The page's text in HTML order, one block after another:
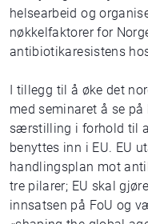
helsearbeid og
nøkkelfaktorer for
antibiotikaresistens
I tillegg til å øke det
med seminaret å se
særstilling i forhold til
benyttes inn i EU. EU
handlingsplan mot
tre pilarer; EU skal
innsatsen på FoU og